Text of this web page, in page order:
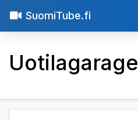
SuomiTube.fi
Uotilagarage